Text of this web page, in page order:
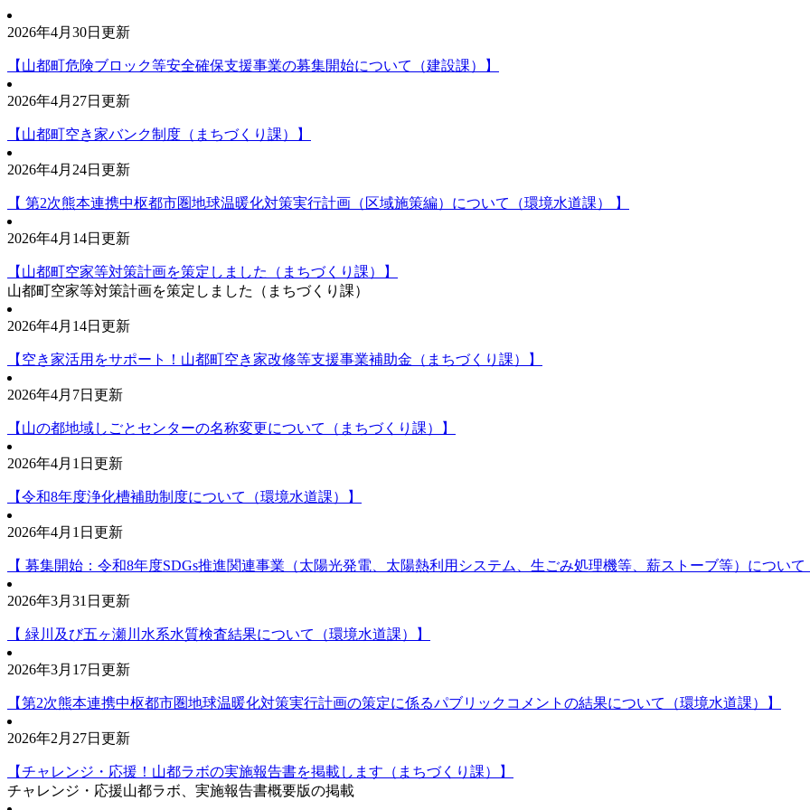
2026年4月30日更新
【山都町危険ブロック等安全確保支援事業の募集開始について（建設課）】
2026年4月27日更新
【山都町空き家バンク制度（まちづくり課）】
2026年4月24日更新
【 第2次熊本連携中枢都市圏地球温暖化対策実行計画（区域施策編）について（環境水道課） 】
2026年4月14日更新
【山都町空家等対策計画を策定しました（まちづくり課）】
山都町空家等対策計画を策定しました（まちづくり課）
2026年4月14日更新
【空き家活用をサポート！山都町空き家改修等支援事業補助金（まちづくり課）】
2026年4月7日更新
【山の都地域しごとセンターの名称変更について（まちづくり課）】
2026年4月1日更新
【令和8年度浄化槽補助制度について（環境水道課）】
2026年4月1日更新
【 募集開始：令和8年度SDGs推進関連事業（太陽光発電、太陽熱利用システム、生ごみ処理機等、薪ストーブ等）について
2026年3月31日更新
【 緑川及び五ヶ瀬川水系水質検査結果について（環境水道課）】
2026年3月17日更新
【第2次熊本連携中枢都市圏地球温暖化対策実行計画の策定に係るパブリックコメントの結果について（環境水道課）】
2026年2月27日更新
【チャレンジ・応援！山都ラボの実施報告書を掲載します（まちづくり課）】
チャレンジ・応援山都ラボ、実施報告書概要版の掲載